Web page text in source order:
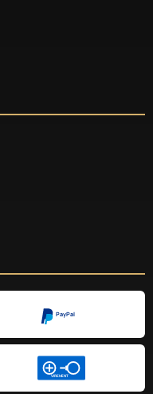
PayPal
VIREMENT